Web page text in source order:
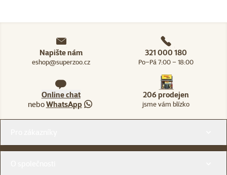
Napište nám
eshop@superzoo.cz
321 000 180
Po–Pá 7:00 – 18:00
Online chat
neboWhatsApp
206 prodejen
jsme vám blízko